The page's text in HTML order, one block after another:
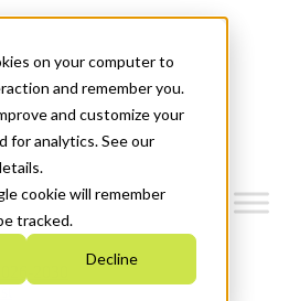
on your computer to
and remember you.
and customize your
for analytics. See our
cookie will remember
tracked.
Decline
2030